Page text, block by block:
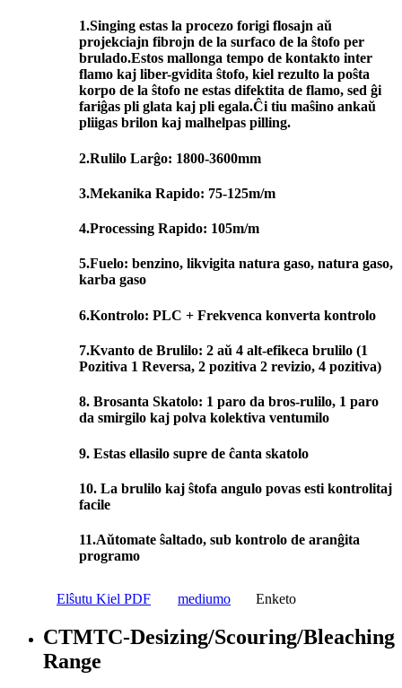
1.Singing estas la procezo forigi flosajn aŭ
projekciajn fibrojn de la surfaco de la ŝtofo per
brulado.Estos mallonga tempo de kontakto inter
flamo kaj liber-gvidita ŝtofo, kiel rezulto la poŝta
korpo de la ŝtofo ne estas difektita de flamo, sed ĝi
fariĝas pli glata kaj pli egala.Ĉi tiu maŝino ankaŭ
pliigas brilon kaj malhelpas pilling.
2.Rulilo Larĝo: 1800-3600mm
3.Mekanika Rapido: 75-125m/m
4.Processing Rapido: 105m/m
5.Fuelo: benzino, likvigita natura gaso, natura gaso,
karba gaso
6.Kontrolo: PLC + Frekvenca konverta kontrolo
7.Kvanto de Brulilo: 2 aŭ 4 alt-efikeca brulilo (1
Pozitiva 1 Reversa, 2 pozitiva 2 revizio, 4 pozitiva)
8. Brosanta Skatolo: 1 paro da bros-rulilo, 1 paro
da smirgilo kaj polva kolektiva ventumilo
9. Estas ellasilo supre de ĉanta skatolo
10. La brulilo kaj ŝtofa angulo povas esti kontrolitaj
facile
11.Aŭtomate ŝaltado, sub kontrolo de aranĝita
programo
Elŝutu Kiel PDF mediumo Enketo
CTMTC-Desizing/Scouring/Bleaching
Range